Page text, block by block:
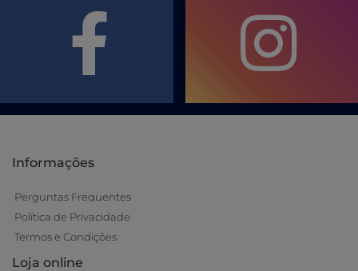
Informações
Perguntas Frequentes
Política de Privacidade
Termos e Condições
Loja online